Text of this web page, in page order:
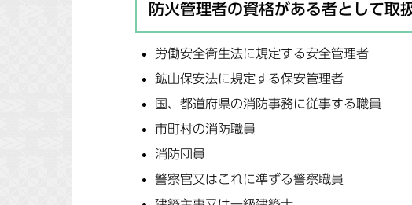
防火管理者の資格がある者として取
労働安全衛生法に規定する安全管理者
鉱山保安法に規定する保安管理者
国、都道府県の消防事務に従事する職員
市町村の消防職員
消防団員
警察官又はこれに準ずる警察職員